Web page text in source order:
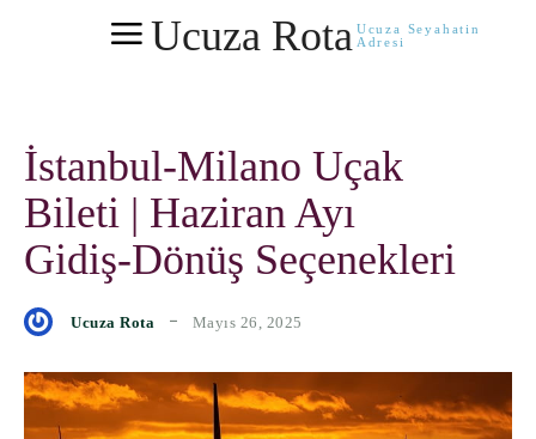
Ucuza Rota Ucuza Seyahatin
Adresi
İstanbul-Milano Uçak
Bileti | Haziran Ayı
Gidiş-Dönüş Seçenekleri
Ucuza Rota Mayıs 26, 2025